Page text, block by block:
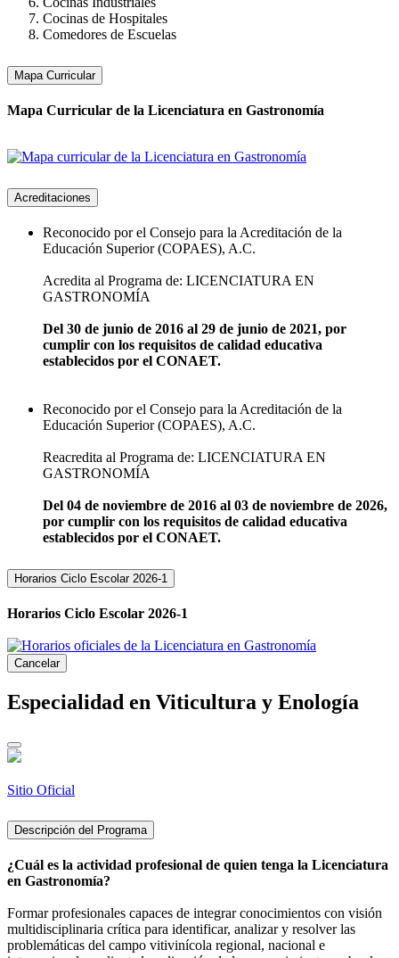
Cocinas de Hospitales
Comedores de Escuelas
Mapa Curricular
Mapa Curricular de la Licenciatura en Gastronomía
Acreditaciones
Reconocido por el Consejo para la Acreditación de la
Educación Superior (COPAES), A.C.
Acredita al Programa de: LICENCIATURA EN
GASTRONOMÍA
Del 30 de junio de 2016 al 29 de junio de 2021, por
cumplir con los requisitos de calidad educativa
establecidos por el CONAET.
Reconocido por el Consejo para la Acreditación de la
Educación Superior (COPAES), A.C.
Reacredita al Programa de: LICENCIATURA EN
GASTRONOMÍA
Del 04 de noviembre de 2016 al 03 de noviembre de 2026,
por cumplir con los requisitos de calidad educativa
establecidos por el CONAET.
Horarios Ciclo Escolar 2026-1
Horarios Ciclo Escolar 2026-1
Cancelar
Especialidad en Viticultura y Enología
Sitio Oficial
Descripción del Programa
¿Cuál es la actividad profesional de quien tenga la Licenciatura
en Gastronomía?
Formar profesionales capaces de integrar conocimientos con visión
multidisciplinaria crítica para identificar, analizar y resolver las
problemáticas del campo vitivinícola regional, nacional e